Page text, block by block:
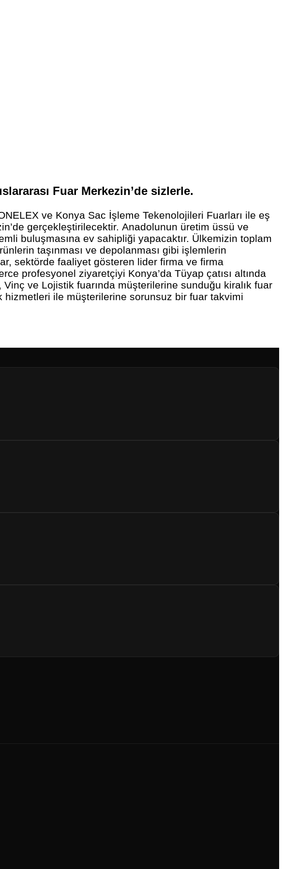
Fuar Merkezin’de sizlerle.
ve Konya Sac İşleme Tekenolojileri Fuarları ile eş
gerçekleştirilecektir. Anadolunun üretim üssü ve
buluşmasına ev sahipliği yapacaktır. Ülkemizin toplam
taşınması ve depolanması gibi işlemlerin
sektörde faaliyet gösteren lider firma ve firma
profesyonel ziyaretçiyi Konya’da Tüyap çatısı altında
ve Lojistik fuarında müşterilerine sunduğu kiralık fuar
hizmetleri ile müşterilerine sorunsuz bir fuar takvimi